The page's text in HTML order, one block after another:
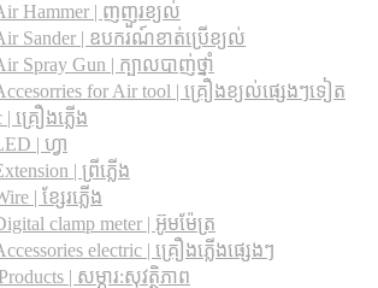
Hammer | ញញួរខ្យល់
Sander | ឧបករណ៍ខាត់ប្រើខ្យល់
Spray Gun | ក្បាលបាញ់ថ្នាំ
for Air tool | គ្រឿងខ្យល់ផ្សេងៗទៀត
| គ្រឿងភ្លើង
| ហ្វា
| ព្រីភ្លើង
| ខ្សែរភ្លើង
clamp meter | អ៊ូមម៉ែត្រ
electric | គ្រឿងភ្លើងផ្សេងៗ
| សម្ភារ:សុវត្ថិភាព